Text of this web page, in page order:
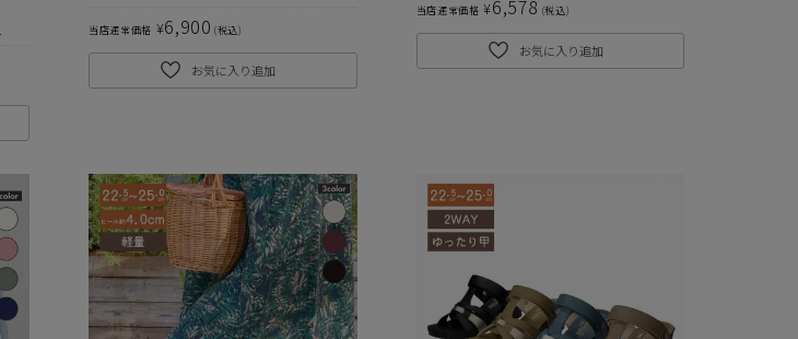
当店通常価格 ¥6,900 税込
お気に入り追加
当店通常価格 ¥6,578 税込
お気に入り追加